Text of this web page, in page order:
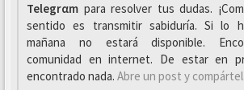
Telegrαm para resolver tus dudas.
sentido es transmitir sabiduría. Si lo
mañana no estará disponible.
comunidad en internet. De estar en
encontrado nada. Abre un post y